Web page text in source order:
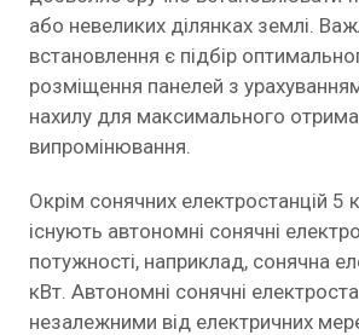
або невеликих ділянках землі.
встановлення є підбір
розміщення панелей з урахуванням
нахилу для максимального
випромінювання.
Окрім сонячних електростанцій 5
існують автономні сонячні
потужності, наприклад, сонячна
кВт. Автономні сонячні
незалежними від електричних